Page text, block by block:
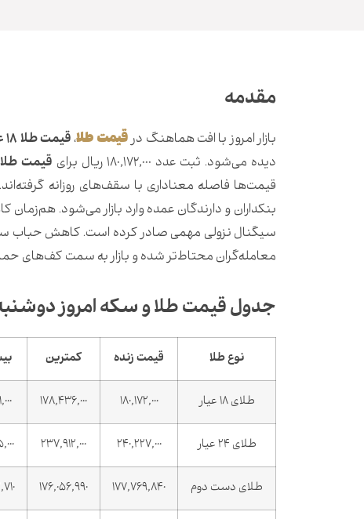
مقدمه
بازار امروز با افت هماهنگ درقیمت طلا،قیمت طلا 18 عیار
دیده می‌شود. ثبت عدد 180,172,000 ریال برای
قیمت طلا 18 عیار
قیمت‌ها فاصله معناداری با سقف‌های روزانه
سیگنال نزولی مهمی صادر کرده است. کاهش حباب
معامله‌گران محتاط‌تر شده و بازار به سمت کف‌های
جدول قیمت طلا و سکه امروز دوشنبه ۱۳
نوع طلا قیمت زنده کمترین
طلای 18 عیار 180,172,000
178,436,000
طلای 24 عیار 240,227,000
237,912,000
طلای دست دوم 177,769,840
176,056,990